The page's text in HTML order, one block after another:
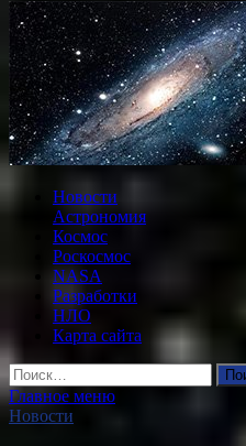
Новости
Астрономия
Космос
Роскосмос
NASA
Разработки
НЛО
Карта сайта
Найти:
Главное меню
Новости